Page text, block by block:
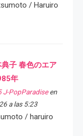
/ Haruiro
典子 春色のエア
年
J-PopParadiseen
a las 5:23
/ haruiro